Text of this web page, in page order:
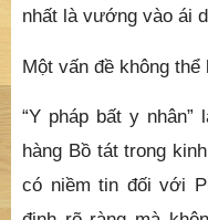
“Y pháp bất y
hàng Bồ tát trong
định rõ ràng mà
tâm mình. Biết “Tam
nên cũng biết “Tâm